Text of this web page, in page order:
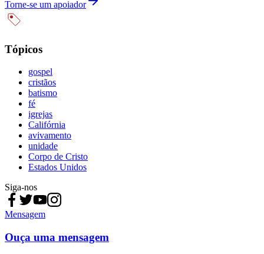
Torne-se um apoiador
Tópicos
gospel
cristãos
batismo
fé
igrejas
Califórnia
avivamento
unidade
Corpo de Cristo
Estados Unidos
Siga-nos
Mensagem
Ouça uma mensagem